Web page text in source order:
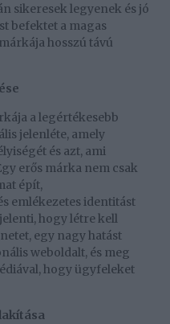
sikeresek legyenek és jó
befektet a magas
hosszú távú
a legértékesebb
jelenléte, amely
és azt, ami
erős márka nem csak
épít,
emlékezetes identitást
hogy létre kell
egy nagy hatást
weboldalt, és meg
hogy ügyfeleket